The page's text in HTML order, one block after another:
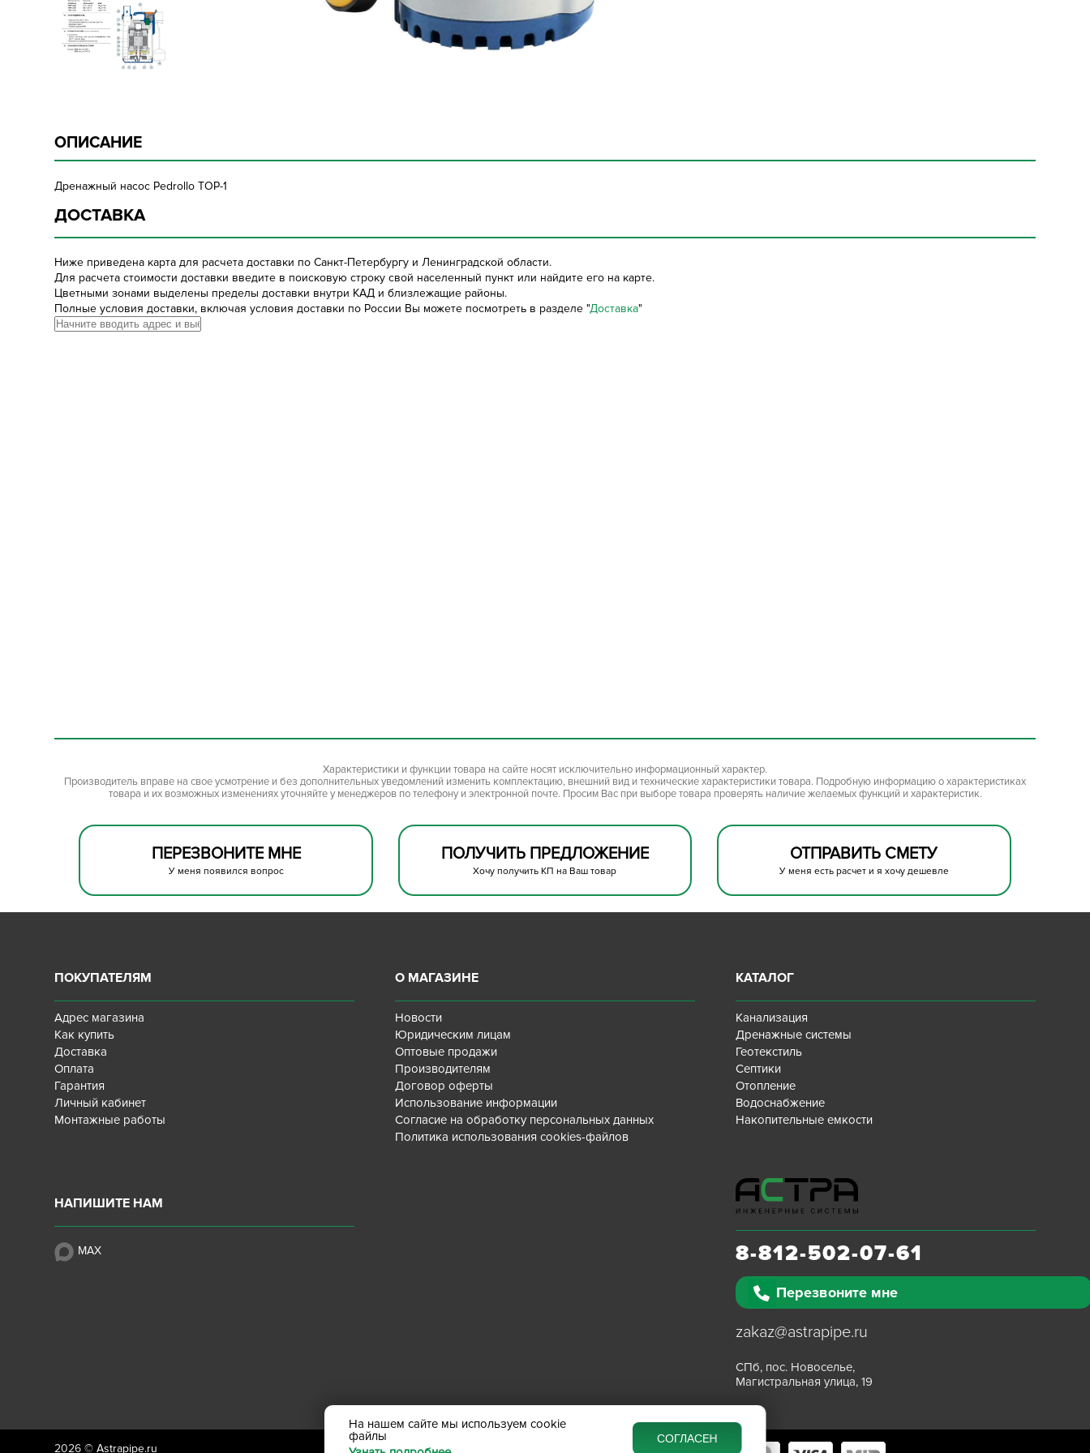
ОПИСАНИЕ
Дренажный насос Pedrollo TOP-1
ДОСТАВКА
Ниже приведена карта для расчета доставки по Санкт-Петербургу и Ленинградской области.
Для расчета стоимости доставки введите в поисковую строку свой населенный пункт или найдите его на карте.
Цветными зонами выделены пределы доставки внутри КАД и близлежащие районы.
Полные условия доставки, включая условия доставки по России Вы можете посмотреть в разделе "Доставка"
Характеристики и функции товара на сайте носят исключительно информационный характер.
Производитель вправе на свое усмотрение и без дополнительных уведомлений изменить комплектацию, внешний вид и технические характеристики товара. Подробную информацию о характеристиках
товара и их возможных изменениях уточняйте у менеджеров по телефону и электронной почте. Просим Вас при выборе товара проверять наличие желаемых функций и характеристик.
ПЕРЕЗВОНИТЕ МНЕ
У меня появился вопрос
ПОЛУЧИТЬ ПРЕДЛОЖЕНИЕ
Хочу получить КП на Ваш товар
ОТПРАВИТЬ СМЕТУ
У меня есть расчет и я хочу дешевле
8-812-502-07-61
Перезвоните мне
zakaz@astrapipe.ru
СПб, пос. Новоселье,
Магистральная улица, 19
ПОКУПАТЕЛЯМ
Адрес магазина
Как купить
Доставка
Оплата
Гарантия
Личный кабинет
Монтажные работы
О МАГАЗИНЕ
Новости
Юридическим лицам
Оптовые продажи
Производителям
Договор оферты
Использование информации
Согласие на обработку персональных данных
Политика использования cookies-файлов
КАТАЛОГ
Канализация
Дренажные системы
Геотекстиль
Септики
Отопление
Водоснабжение
Накопительные емкости
НАПИШИТЕ НАМ
MAX
2026 ©Astrapipe.ru
На нашем сайте мы используем cookie
файлы
СОГЛАСЕН